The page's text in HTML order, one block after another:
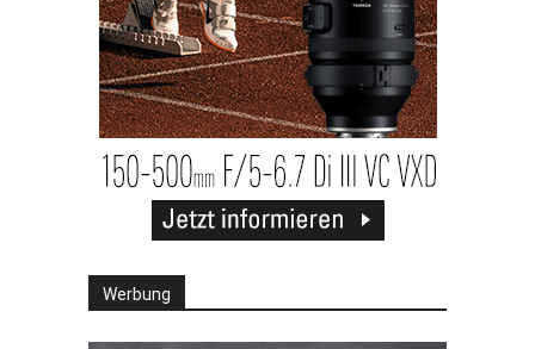
Werbung